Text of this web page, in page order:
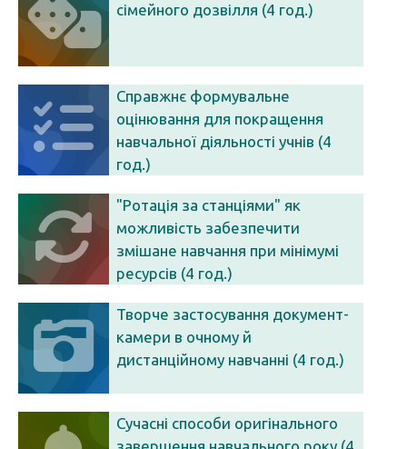
сімейного дозвілля (4 год.)
Справжнє формувальне
оцінювання для покращення
навчальної діяльності учнів (4
год.)
"Ротація за станціями" як
можливість забезпечити
змішане навчання при мінімумі
ресурсів (4 год.)
Творче застосування документ-
камери в очному й
дистанційному навчанні (4 год.)
Сучасні способи оригінального